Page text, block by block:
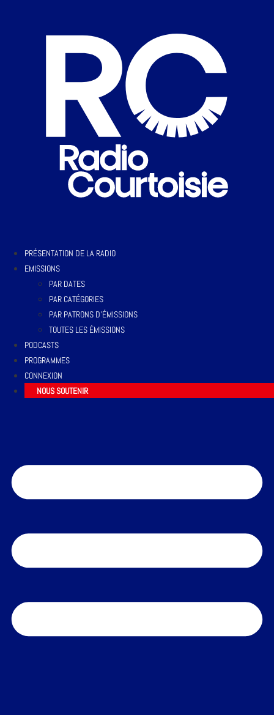
PRÉSENTATION DE LA RADIO
EMISSIONS
PAR DATES
PAR CATÉGORIES
PAR PATRONS D’ÉMISSIONS
TOUTES LES ÉMISSIONS
PODCASTS
PROGRAMMES
CONNEXION
NOUS SOUTENIR